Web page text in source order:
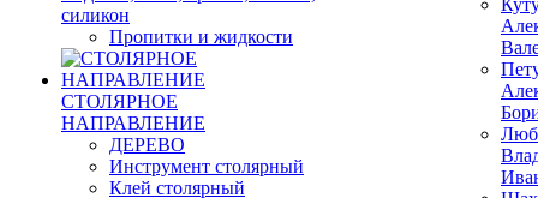
силикон
Пропитки и жидкости
СТОЛЯРНОЕ
НАПРАВЛЕНИЕ
ДЕРЕВО
Инструмент столярный
Клей столярный